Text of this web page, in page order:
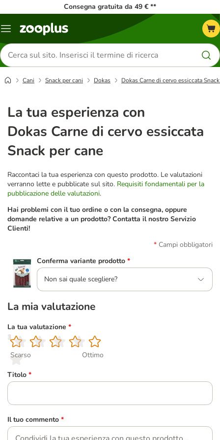
Consegna gratuita da 49 € **
Overview
Cerca
prodotti
Cani Snack per cani Dokas Dokas Carne di cervo essiccata
La tua esperienza con
Dokas Carne di cervo essiccata
Snack per cane
Raccontaci la tua esperienza con questo prodotto. Le valutazioni
verranno lette e pubblicate sul sito. Requisiti fondamentali per la
pubblicazione delle valutazioni.
Hai problemi con il tuo ordine o con la consegna, oppure
domande relative a un prodotto? Contatta il nostro Servizio
Clienti!
Campi obbligatori
Conferma variante prodotto *
Non sai quale scegliere?
La mia valutazione
La tua valutazione *
1
Scarso
2
3
4
5
Ottimo
Titolo *
Il tuo commento *